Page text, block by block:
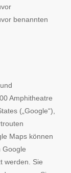
benannten
Amphitheatre
(„Google“),
Maps können
Google
werden. Sie